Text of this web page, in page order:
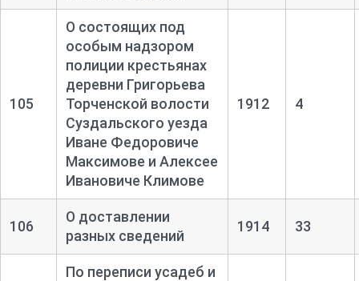
105
О состоящих под
особым надзором
полиции крестьянах
деревни Григорьева
Торченской волости
Суздальского уезда
Иване Федоровиче
Максимове и Алексее
Ивановиче Климове
1912 4
106
О доставлении
разных сведений
1914 33
По переписи усадеб и